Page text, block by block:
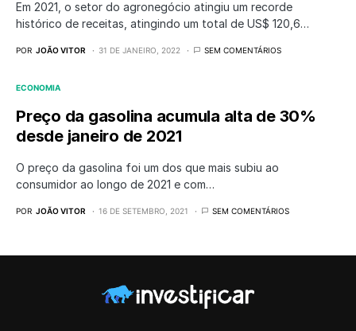
Em 2021, o setor do agronegócio atingiu um recorde
histórico de receitas, atingindo um total de US$ 120,6…
POR JOÃO VITOR 31 DE JANEIRO, 2022 SEM COMENTÁRIOS
ECONOMIA
Preço da gasolina acumula alta de 30%
desde janeiro de 2021
O preço da gasolina foi um dos que mais subiu ao
consumidor ao longo de 2021 e com…
POR JOÃO VITOR 16 DE SETEMBRO, 2021 SEM COMENTÁRIOS